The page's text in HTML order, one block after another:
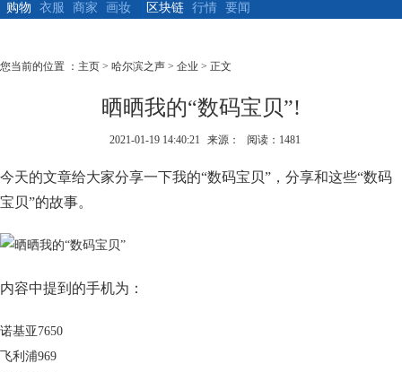
购物
衣服 商家 画妆
区块链
行情 要闻
您当前的位置 ： 主页 > 哈尔滨之声 > 企业 > 正文
晒晒我的“数码宝贝”!
2021-01-19 14:40:21 来源： 阅读：1481
今天的文章给大家分享一下我的“数码宝贝”，分享和这些“数码
宝贝”的故事。
内容中提到的手机为：
诺基亚7650
飞利浦969